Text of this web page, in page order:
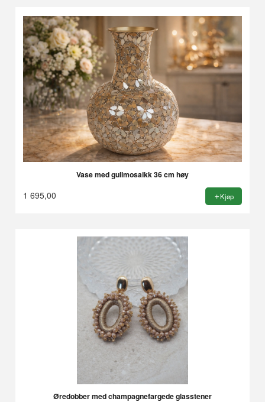
Vase med gullmosaikk 36 cm høy
1 695,00 Kjøp
Øredobber med champagnefargede glasstener